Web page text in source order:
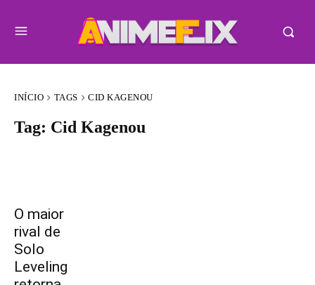
INÍCIO TAGS CID KAGENOU
Tag: Cid Kagenou
O maior
rival de
Solo
Leveling